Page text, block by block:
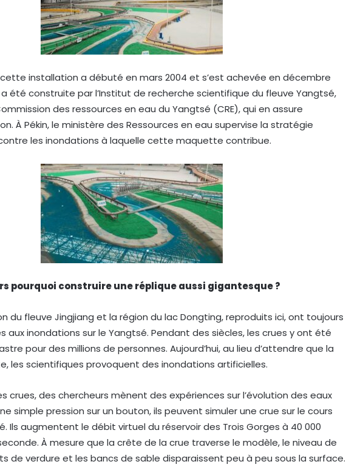
installation a débuté en mars 2004 et s’est achevée en décembre
été construite par l’Institut de recherche scientifique du fleuve Yangtsé,
des ressources en eau du Yangtsé (CRE), qui en assure
À Pékin, le ministère des Ressources en eau supervise la stratégie
les inondations à laquelle cette maquette contribue.
pourquoi construire une réplique aussi gigantesque ?
du fleuve Jingjiang et la région du lac Dongting, reproduits ici, ont toujours
aux inondations sur le Yangtsé. Pendant des siècles, les crues y ont été
pour des millions de personnes. Aujourd’hui, au lieu d’attendre que la
les scientifiques provoquent des inondations artificielles.
crues, des chercheurs mènent des expériences sur l’évolution des eaux
simple pression sur un bouton, ils peuvent simuler une crue sur le cours
Ils augmentent le débit virtuel du réservoir des Trois Gorges à 40 000
À mesure que la crête de la crue traverse le modèle, le niveau de
de verdure et les bancs de sable disparaissent peu à peu sous la surface.